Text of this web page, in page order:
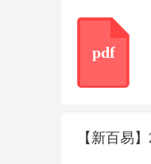
pdf
【新百易